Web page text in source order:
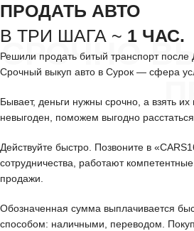
СРОЧНО
ПРОДАТЬ АВТО
В ТРИ ШАГА ~ 1 ЧАС.
Решили продать битый транспорт
Срочный выкуп авто в Сурок — сфера
Бывает, деньги нужны срочно, а взять
невыгоден, поможем выгодно
Действуйте быстро. Позвоните в
сотрудничества, работают
продажи.
Обозначенная сумма выплачивается
способом: наличными, переводом.